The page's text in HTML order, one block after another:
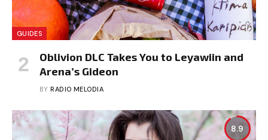
GUIDES
Oblivion DLC Takes You to Leyawiin and
Arena’s Gideon
BY RADIO MELODIA
8.9